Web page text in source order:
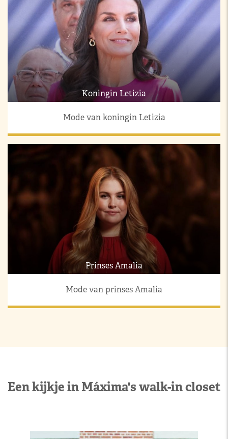
Koningin Letizia
Mode van koningin Letizia
Prinses Amalia
Mode van prinses Amalia
Een kijkje in Máxima's walk-in closet